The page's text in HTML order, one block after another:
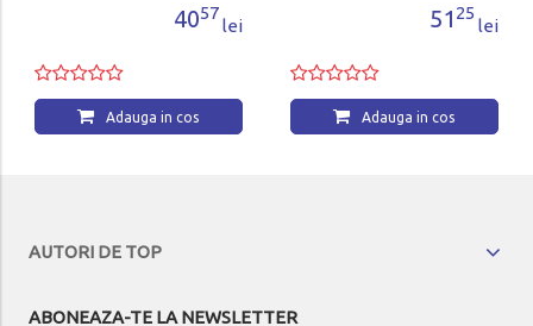
4057
lei
Adauga in cos
51 25
lei
Adauga in cos
AUTORI DE TOP
ABONEAZA-TE LA NEWSLETTER